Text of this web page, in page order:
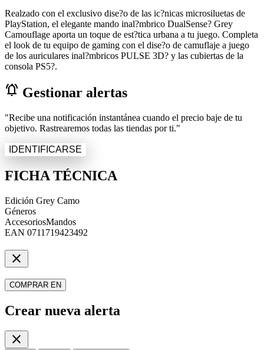
Realzado con el exclusivo dise?o de las ic?nicas microsiluetas de
PlayStation, el elegante mando inal?mbrico DualSense? Grey
Camouflage aporta un toque de est?tica urbana a tu juego. Completa
el look de tu equipo de gaming con el dise?o de camuflaje a juego
de los auriculares inal?mbricos PULSE 3D? y las cubiertas de la
consola PS5?.
notifications_active Gestionar alertas
"Recibe una notificación instantánea cuando el precio baje de tu
objetivo. Rastrearemos todas las tiendas por ti."
IDENTIFICARSE
FICHA TÉCNICA
Edición Grey Camo
Géneros
AccesoriosMandos
EAN 0711719423492
close
COMPRAR EN
Crear nueva alerta
close